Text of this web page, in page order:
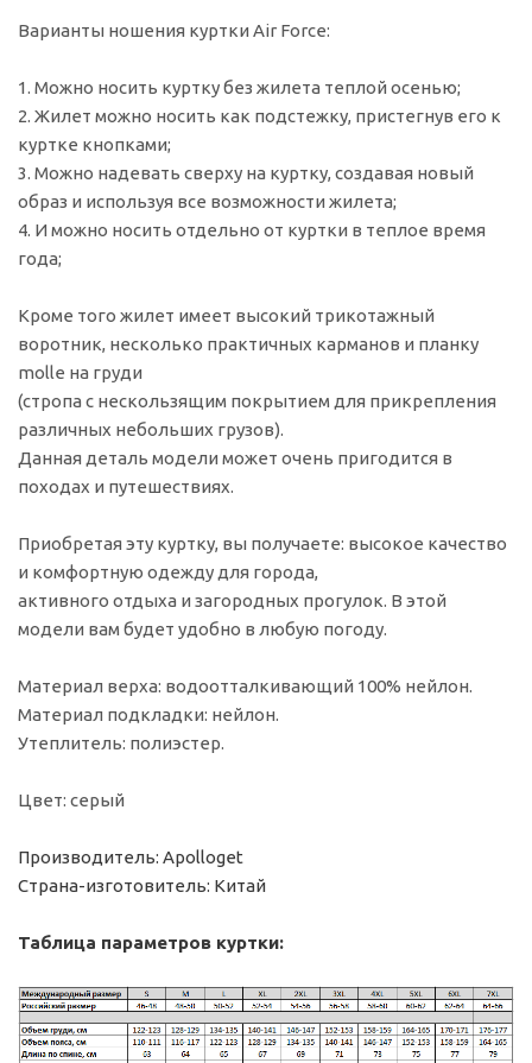
Варианты ношения куртки Air Force:
1. Можно носить куртку без жилета теплой осенью;
2. Жилет можно носить как подстежку, пристегнув его к
куртке кнопками;
3. Можно надевать сверху на куртку, создавая новый
образ и используя все возможности жилета;
4. И можно носить отдельно от куртки в теплое время
года;
Кроме того жилет имеет высокий трикотажный
воротник, несколько практичных карманов и планку
molle на груди
(стропа с нескользящим покрытием для прикрепления
различных небольших грузов).
Данная деталь модели может очень пригодится в
походах и путешествиях.
Приобретая эту куртку, вы получаете: высокое качество
и комфортную одежду для города,
активного отдыха и загородных прогулок. В этой
модели вам будет удобно в любую погоду.
Материал верха: водоотталкивающий 100% нейлон.
Материал подкладки: нейлон.
Утеплитель: полиэстер.
Цвет: серый
Производитель: Apolloget
Страна-изготовитель: Китай
Таблица параметров куртки: